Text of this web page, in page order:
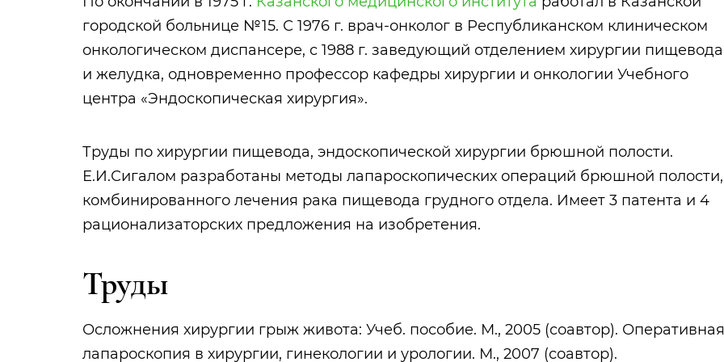
городской больнице №15. С 1976 г. врач-онколог в Республиканском клиническом
онкологическом диспансере, с 1988 г. заведующий отделением хирургии пищевода
и желудка, одновременно профессор кафедры хирургии и онкологии Учебного
центра «Эндоскопическая хирургия».
Труды по хирургии пищевода, эндоскопической хирургии брюшной полости.
Е.И.Сигалом разработаны методы лапароскопических операций брюшной полости,
комбинированного лечения рака пищевода грудного отдела. Имеет 3 патента и 4
рационализаторских предложения на изобретения.
Труды
Осложнения хирургии грыж живота: Учеб. пособие. М., 2005 (соавтор). Оперативная
лапароскопия в хирургии, гинекологии и урологии. М., 2007 (соавтор).